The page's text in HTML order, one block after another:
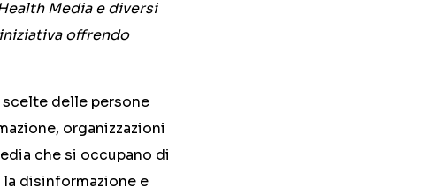
Media e diversi
offrendo
delle persone
organizzazioni
che si occupano di
disinformazione e